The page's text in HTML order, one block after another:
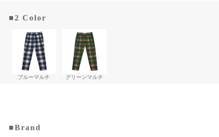
■2 Color
ブルーマルチ グリーンマルチ
■Brand